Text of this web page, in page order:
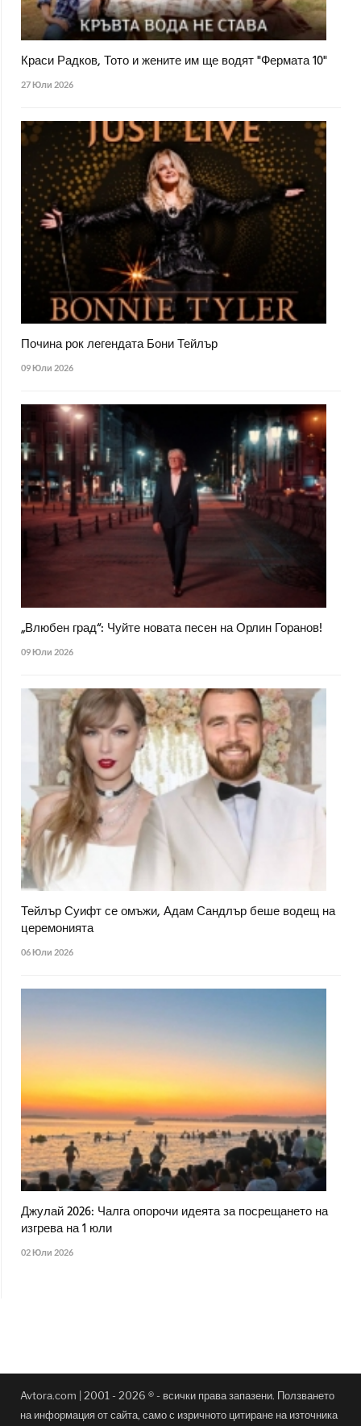
Краси Радков, Тото и жените им ще водят "Фермата 10"
27 Юли 2026
Почина рок легендата Бони Тейлър
09 Юли 2026
„Влюбен град“: Чуйте новата песен на Орлин Горанов!
09 Юли 2026
Тейлър Суифт се омъжи, Адам Сандлър беше водещ на
церемонията
06 Юли 2026
Джулай 2026: Чалга опорочи идеята за посрещането на
изгрева на 1 юли
02 Юли 2026
Avtora.com | 2001 - 2026 ® - всички права запазени. Ползването
на информация от сайта, само с изричното цитиране на източника